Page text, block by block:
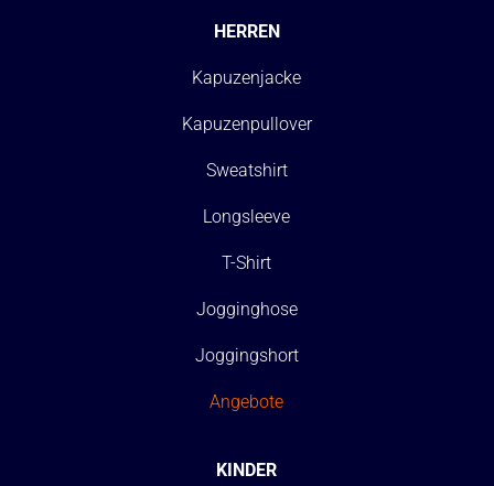
HERREN
Kapuzenjacke
Kapuzenpullover
Sweatshirt
Longsleeve
T-Shirt
Jogginghose
Joggingshort
Angebote
KINDER